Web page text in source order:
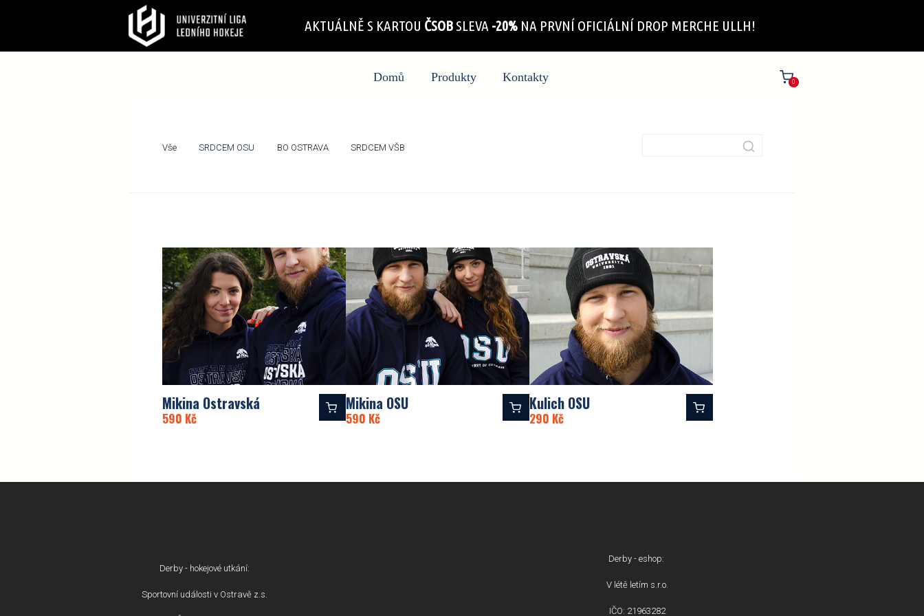
AKTUÁLNĚ S KARTOU ČSOB SLEVA -20% NA PRVNÍ OFICIÁLNÍ DROP MERCHE ULLH!
Domů Produkty Kontakty 0
Vše SRDCEM OSU BO OSTRAVA SRDCEM VŠB
Mikina Ostravská
590 Kč
Mikina OSU
590 Kč
Kulich OSU
290 Kč
Derby - hokejové utkání:
Sportovní události v Ostravě z.s.
Derby - eshop:
V létě letím s.r.o.
IČO: 21963282